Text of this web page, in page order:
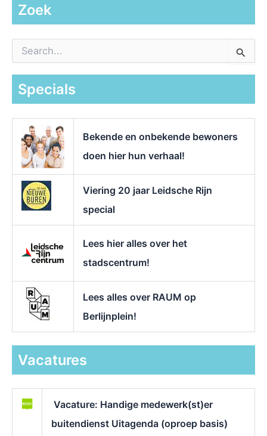
Zoek
a
Specials
Bekende en onbekende bewoners
doen hier hun verhaal!
Viering 20 jaar Leidsche Rijn
special
Lees hier alles over het
stadscentrum!
Lees alles over RAUM op
Berlijnplein!
Vacatures
Vacature: Handige medewerk(st)er
buitendienst Uitagenda (oproep basis)